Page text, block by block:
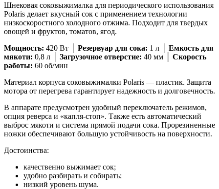
Шнековая соковыжималка для периодического использования
Polaris делает вкусный сок с применением технологии
низкоскоростного холодного отжима. Подходит для твердых
овощей и фруктов, томатов, ягод.
Мощность: 420 Вт │ Резервуар для сока: 1 л │ Емкость для
мякоти: 0,8 л │ Загрузочное отверстие: 40 мм │ Скорость
работы: 60 об/мин
Материал корпуса соковыжималки Polaris — пластик. Защита
мотора от перегрева гарантирует надежность и долговечность.
В аппарате предусмотрен удобный переключатель режимов,
опция реверса и «капля-стоп». Также есть автоматический
выброс мякоти и система прямой подачи сока. Прорезиненные
ножки обеспечивают большую устойчивость на поверхности.
Достоинства:
качественно выжимает сок;
удобно разбирать и собирать;
низкий уровень шума.